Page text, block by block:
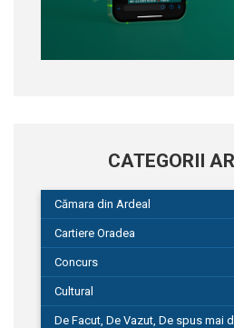
CATEGORII
Cămara din Ardeal
Cartiere Oradea
Concurs
Cultural
De Facut, De Vazut, De spus mai
580